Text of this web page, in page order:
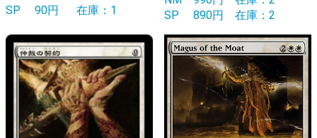
SP
90円 在庫：1
SP
890円 在庫：2